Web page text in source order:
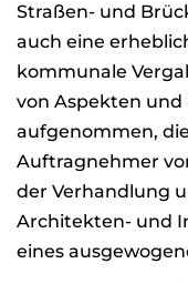
Straßen- und
auch eine
kommunale
von Aspekten
aufgenommen,
Auftragnehmer
der Verhandlung
Architekten- und
eines